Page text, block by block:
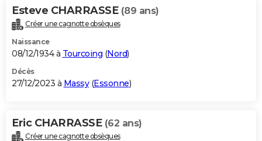
Esteve CHARRASSE (89 ans)
Créer une cagnotte obsèques
Naissance
08/12/1934 à Tourcoing (Nord)
Décès
27/12/2023 à Massy(Essonne)
Eric CHARRASSE (62 ans)
Créer une cagnotte obsèques